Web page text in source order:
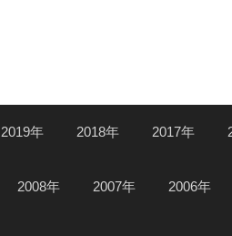
2019年 2018年 2017年
2008年 2007年 2006年